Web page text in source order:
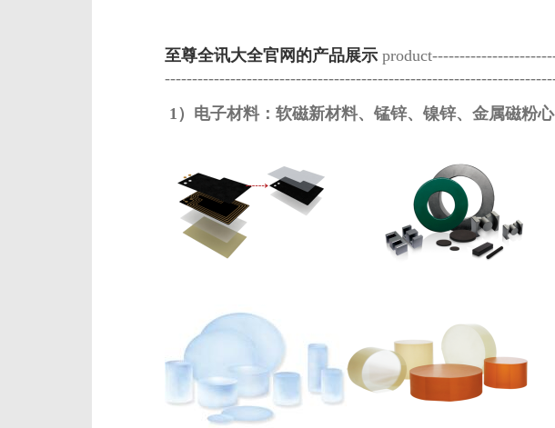
至尊全讯大全官网的产品展示
1）电子材料：软磁新材料、锰锌、镍锌、金属磁粉